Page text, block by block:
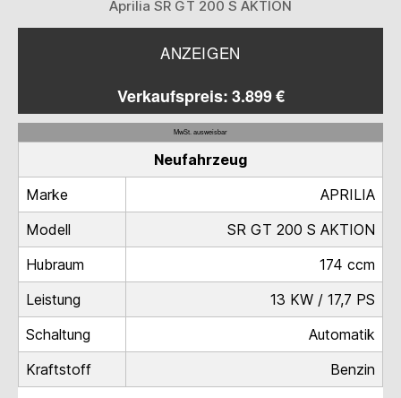
Aprilia SR GT 200 S AKTION
ANZEIGEN
Verkaufspreis: 3.899 €
MwSt. ausweisbar
Neufahrzeug
Marke
APRILIA
Modell
SR GT 200 S AKTION
Hubraum
174 ccm
Leistung
13 KW / 17,7 PS
Schaltung
Automatik
Kraftstoff
Benzin